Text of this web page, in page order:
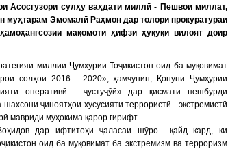
Асосгузори сулҳу ваҳдати миллӣ - Пешвои миллат,
муҳтарам Эмомалӣ Раҳмон дар толори прокуратураи
мақомоти ҳифзи ҳуқуқи вилоят доир
миллии Ҷумҳурии Тоҷикистон оид ба муқовимат
солҳои 2016 - 2020», ҳамчунин, Қонуни Ҷумҳурии
оперативӣ - ҷустуҷӯӣ» дар қисмати пешбурди
ҷиноятҳои хусусияти террористӣ - экстремистӣ
мавриди муҳокима қарор гирифт.
дар ифтитоҳи ҷаласаи шӯро қайд кард, ки
оид ба муқовимат ба экстремизм ва терроризм